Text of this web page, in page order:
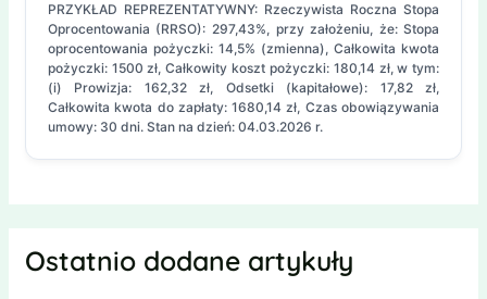
PRZYKŁAD REPREZENTATYWNY: Rzeczywista Roczna Stopa
Oprocentowania (RRSO): 297,43%, przy założeniu, że: Stopa
oprocentowania pożyczki: 14,5% (zmienna), Całkowita kwota
pożyczki: 1500 zł, Całkowity koszt pożyczki: 180,14 zł, w tym:
(i) Prowizja: 162,32 zł, Odsetki (kapitałowe): 17,82 zł,
Całkowita kwota do zapłaty: 1680,14 zł, Czas obowiązywania
umowy: 30 dni. Stan na dzień: 04.03.2026 r.
Ostatnio dodane artykuły